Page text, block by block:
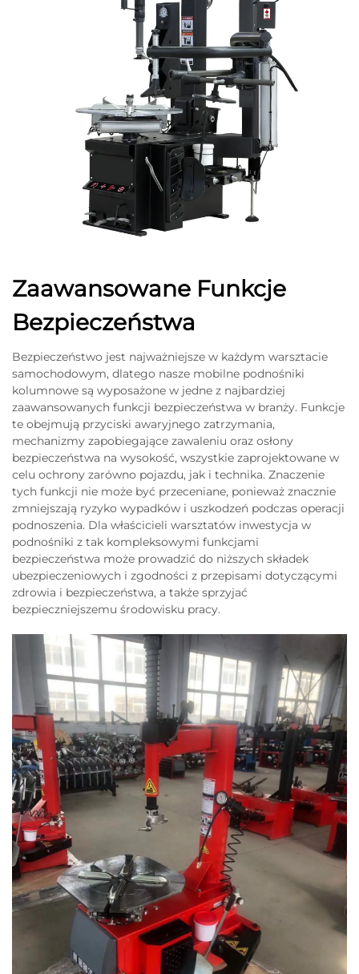
Zaawansowane Funkcje
Bezpieczeństwa
Bezpieczeństwo jest najważniejsze w każdym warsztacie
samochodowym, dlatego nasze mobilne podnośniki
kolumnowe są wyposażone w jedne z najbardziej
zaawansowanych funkcji bezpieczeństwa w branży. Funkcje
te obejmują przyciski awaryjnego zatrzymania,
mechanizmy zapobiegające zawaleniu oraz osłony
bezpieczeństwa na wysokość, wszystkie zaprojektowane w
celu ochrony zarówno pojazdu, jak i technika. Znaczenie
tych funkcji nie może być przeceniane, ponieważ znacznie
zmniejszają ryzyko wypadków i uszkodzeń podczas operacji
podnoszenia. Dla właścicieli warsztatów inwestycja w
podnośniki z tak kompleksowymi funkcjami
bezpieczeństwa może prowadzić do niższych składek
ubezpieczeniowych i zgodności z przepisami dotyczącymi
zdrowia i bezpieczeństwa, a także sprzyjać
bezpieczniejszemu środowisku pracy.